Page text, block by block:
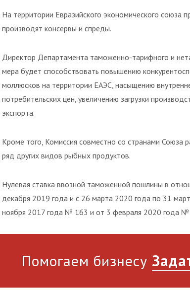
На территории Евразийского экономического союза
производят консервы и спреды.
Директор Департамента таможенно-тарифного и
мера будет способствовать повышению
моллюсков на территории ЕАЭС, насыщению
потребительских цен, увеличению загрузки
экспорта.
Кроме того, Комиссия совместно со странами
ряд других видов рыбных продуктов.
Нулевая ставка ввозной таможенной пошлины в
декабря 2019 года и с 26 марта 2020 года по 31
ноября 2017 года № 163 и от 3 февраля 2020 года №
Помогаем бизнесу